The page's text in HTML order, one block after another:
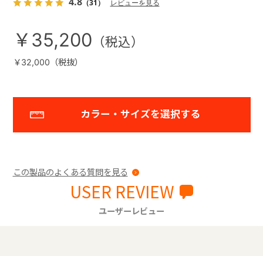
（31） レビューを見る
￥35,200
￥32,000（税抜）
カラー・サイズを選択する
この製品のよくある質問を見る
USER REVIEW
ユーザーレビュー